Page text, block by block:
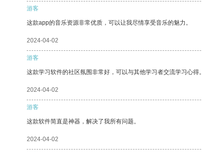
游客
这款app的音乐资源非常优质，可以让我尽情享受音乐的魅力。
2024-04-02
游客
这款学习软件的社区氛围非常好，可以与其他学习者交流学习心得。
2024-04-02
游客
这款软件简直是神器，解决了我所有问题。
2024-04-02